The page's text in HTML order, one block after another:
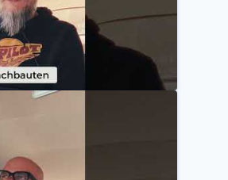
Film- und Motorradfans 🏍️✨